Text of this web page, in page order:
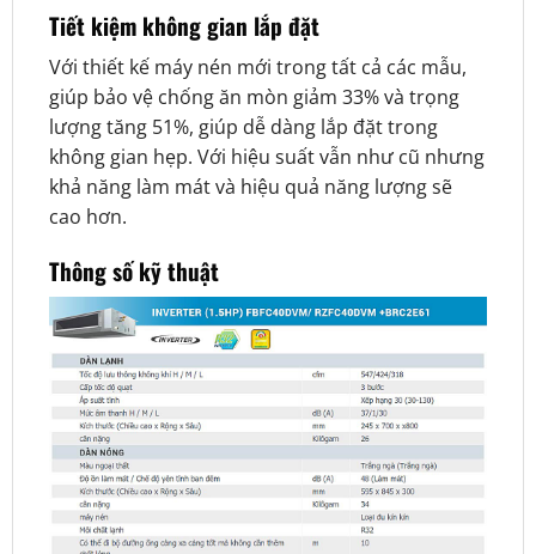
Tiết kiệm không gian lắp đặt
Với thiết kế máy nén mới trong tất cả các mẫu,
giúp bảo vệ chống ăn mòn giảm 33% và trọng
lượng tăng 51%, giúp dễ dàng lắp đặt trong
không gian hẹp. Với hiệu suất vẫn như cũ nhưng
khả năng làm mát và hiệu quả năng lượng sẽ
cao hơn.
Thông số kỹ thuật